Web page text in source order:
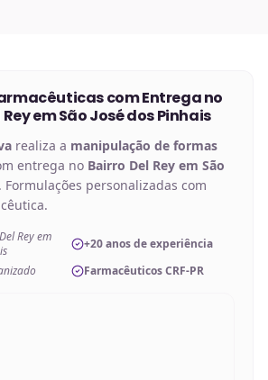
com Entrega no
em São José dos Pinhais
realiza a manipulação de formas
entrega no Bairro Del Rey em São
. Formulações personalizadas com
Rey em
+20 anos de experiência
Farmacêuticos CRF-PR